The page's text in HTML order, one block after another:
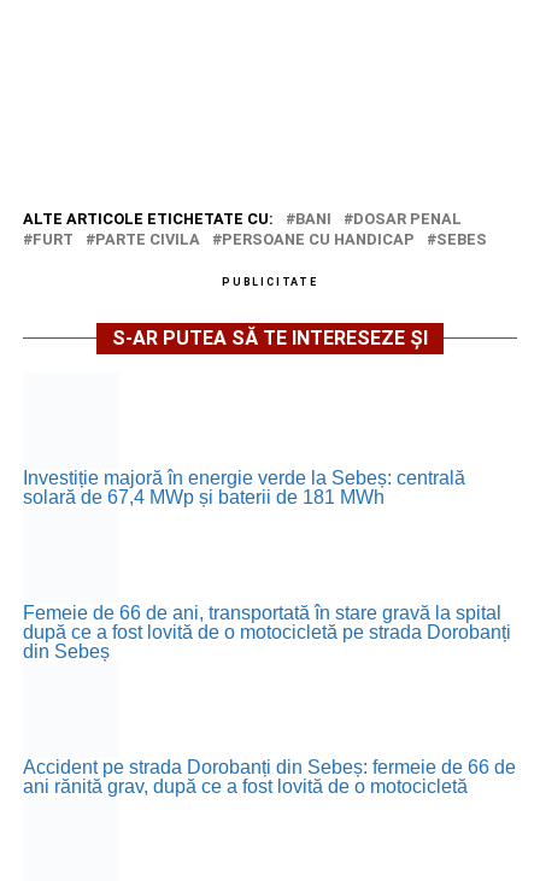
ALTE ARTICOLE ETICHETATE CU: BANI
DOSAR PENAL
FURT
PARTE CIVILA PERSOANE CU HANDICAP SEBES
PUBLICITATE
S-AR PUTEA SĂ TE INTERESEZE ȘI
Investiție majoră în energie verde la Sebeș: centrală
solară de 67,4 MWp și baterii de 181 MWh
Femeie de 66 de ani, transportată în stare gravă la spital
după ce a fost lovită de o motocicletă pe strada Dorobanți
din Sebeș
Accident pe strada Dorobanți din Sebeș: fermeie de 66 de
ani rănită grav, după ce a fost lovită de o motocicletă